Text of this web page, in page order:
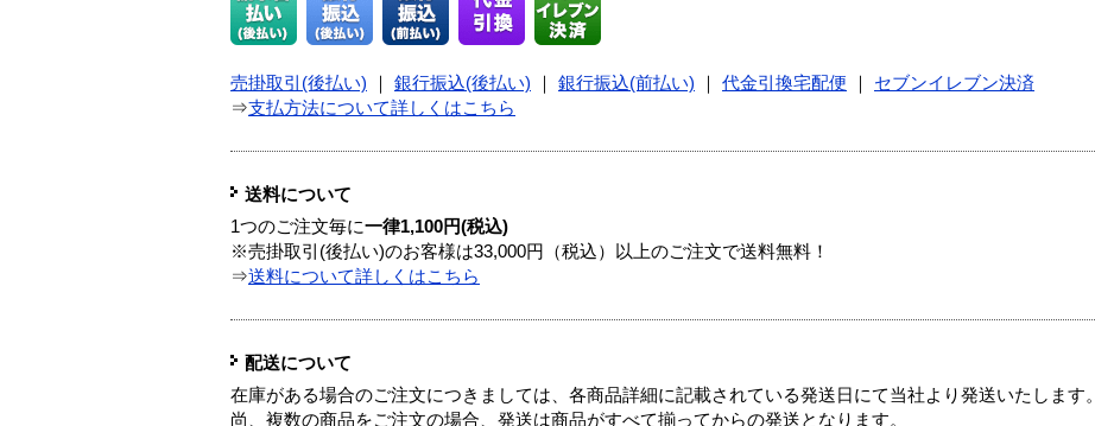
売掛取引(後払い) 銀行振込(後払い) 銀行振込(前払い) 代金引換宅配便
セブンイレブン決済
⇒支払方法について詳しくはこちら
送料について
1つのご注文毎に一律1,100円(税込)
※売掛取引(後払い)のお客様は33,000円（税込）以上のご注文で送料無料！
⇒送料について詳しくはこちら
配送について
在庫がある場合のご注文につきましては、各商品詳細に記載されている発送日にて当社より発送いたします。
尚、複数の商品をご注文の場合、発送は商品がすべて揃ってからの発送となります。